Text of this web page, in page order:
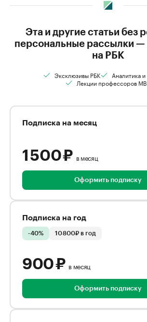
Эта и другие статьи без
персональные рассылки —
на РБК
Эксклюзивы РБК
Аналитика
Лекции профессоров
Подписка на месяц
1 500 ₽ в месяц
Оформить подписку
Подписка на год
-40% 10 800₽ в год
900 ₽ в месяц
Оформить подписку